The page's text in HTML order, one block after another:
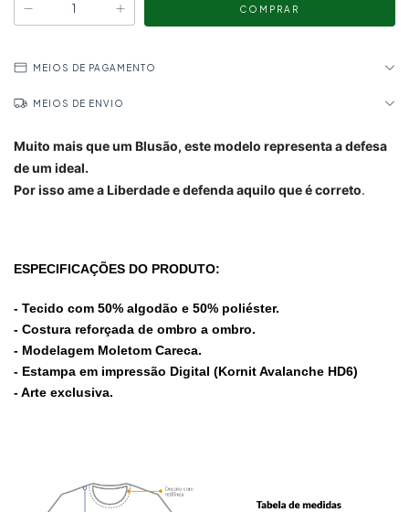
MEIOS DE PAGAMENTO
MEIOS DE ENVIO
Muito mais que um Blusão, este modelo representa a defesa
de um ideal.
Por isso ame a Liberdade e defenda aquilo que é correto.
ESPECIFICAÇÕES DO PRODUTO:
- Tecido com 50% algodão e 50% poliéster.
- Costura reforçada de ombro a ombro.
- Modelagem Moletom Careca.
- Estampa em impressão Digital (Kornit Avalanche HD6)
- Arte exclusiva.